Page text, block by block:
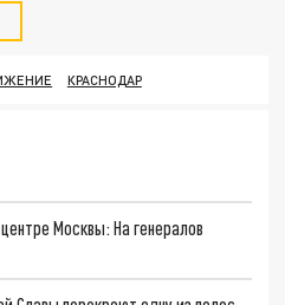
КРАСНОДАР
Москвы: На генералов